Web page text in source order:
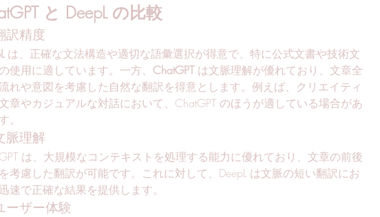
と DeepL の比較
訳精度
は、正確な文法構造や適切な語彙選択が得意で、特に公式文書や技術文
使用に適しています。一方、 ChatGPT は文脈理解が優れており、文章全
れや意図を考慮した自然な翻訳を得意とします。例えば、クリエイティ
章やカジュアルな対話において、ChatGPT のほうが適している場合があ
。
脈理解
は、大規模なコンテキストを処理する能力に優れており、文章の前後
考慮した翻訳が可能です。これに対して、DeepL は文脈の短い翻訳にお
速で正確な結果を提供します。
ーザー体験